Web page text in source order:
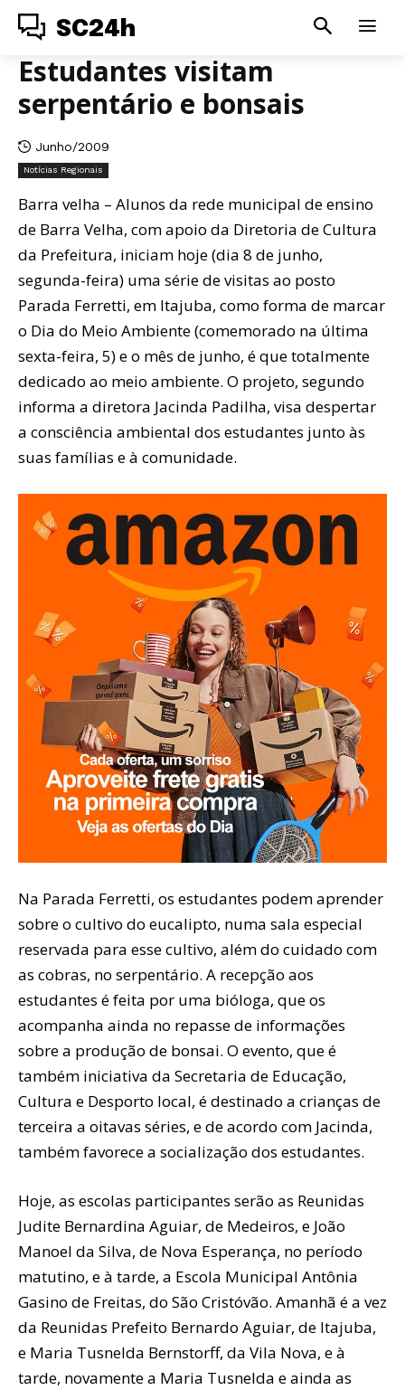
SC24h
Estudantes visitam
serpentário e bonsais
Junho/2009
Notícias Regionais
Barra velha – Alunos da rede municipal de ensino
de Barra Velha, com apoio da Diretoria de Cultura
da Prefeitura, iniciam hoje (dia 8 de junho,
segunda-feira) uma série de visitas ao posto
Parada Ferretti, em Itajuba, como forma de marcar
o Dia do Meio Ambiente (comemorado na última
sexta-feira, 5) e o mês de junho, é que totalmente
dedicado ao meio ambiente. O projeto, segundo
informa a diretora Jacinda Padilha, visa despertar
a consciência ambiental dos estudantes junto às
suas famílias e à comunidade.
Na Parada Ferretti, os estudantes podem aprender
sobre o cultivo do eucalipto, numa sala especial
reservada para esse cultivo, além do cuidado com
as cobras, no serpentário. A recepção aos
estudantes é feita por uma bióloga, que os
acompanha ainda no repasse de informações
sobre a produção de bonsai. O evento, que é
também iniciativa da Secretaria de Educação,
Cultura e Desporto local, é destinado a crianças de
terceira a oitavas séries, e de acordo com Jacinda,
também favorece a socialização dos estudantes.
Hoje, as escolas participantes serão as Reunidas
Judite Bernardina Aguiar, de Medeiros, e João
Manoel da Silva, de Nova Esperança, no período
matutino, e à tarde, a Escola Municipal Antônia
Gasino de Freitas, do São Cristóvão. Amanhã é a vez
da Reunidas Prefeito Bernardo Aguiar, de Itajuba,
e Maria Tusnelda Bernstorff, da Vila Nova, e à
tarde, novamente a Maria Tusnelda e ainda as